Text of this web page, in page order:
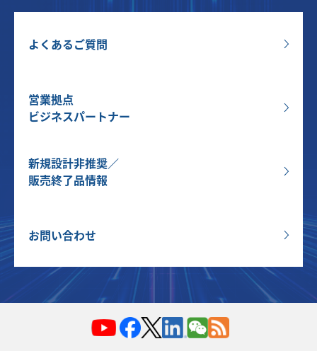
よくあるご質問
営業拠点
ビジネスパートナー
新規設計非推奨／
販売終了品情報
お問い合わせ